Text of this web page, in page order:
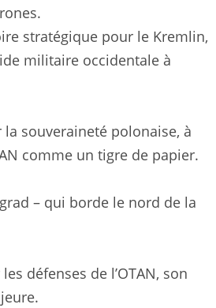
stratégique pour le Kremlin,
militaire occidentale à
la souveraineté polonaise, à
comme un tigre de papier.
– qui borde le nord de la
défenses de l’OTAN, son